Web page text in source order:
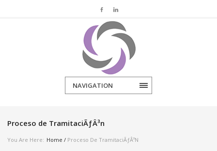
NAVIGATION
Proceso de TramitaciÃƒÂ³n
You Are Here: Home / Proceso De TramitaciÃƒÂ³n